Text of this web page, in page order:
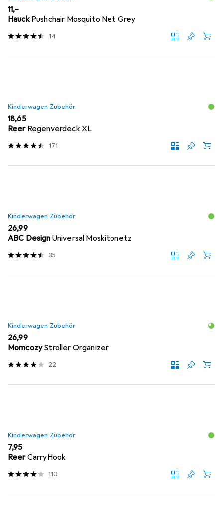
EUR
11,–
Hauck Pushchair Mosquito Net Grey
14
Kinderwagen Zubehör
EUR
18,65
Reer Regenverdeck XL
171
Kinderwagen Zubehör
EUR
26,99
ABC Design Universal Moskitonetz
35
Kinderwagen Zubehör
EUR
26,99
MomcozyStroller Organizer
22
Kinderwagen Zubehör
EUR
7,95
ReerCarryHook
110